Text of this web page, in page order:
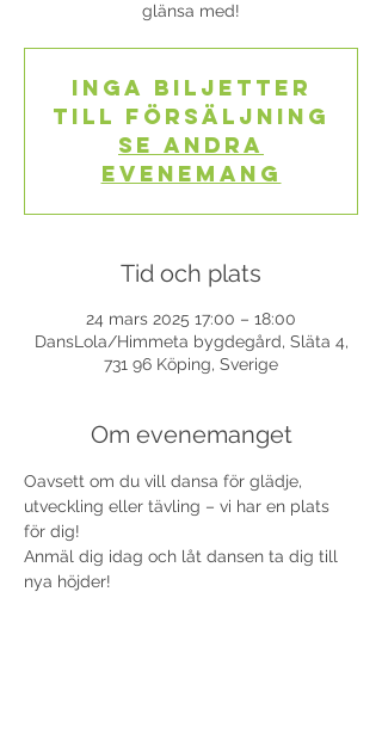
glänsa med!
Inga biljetter
till försäljning
Se andra
evenemang
Tid och plats
24 mars 2025 17:00 – 18:00
DansLola/Himmeta bygdegård, Släta 4,
731 96 Köping, Sverige
Om evenemanget
Oavsett om du vill dansa för glädje,
utveckling eller tävling – vi har en plats
för dig!
Anmäl dig idag och låt dansen ta dig till
nya höjder!